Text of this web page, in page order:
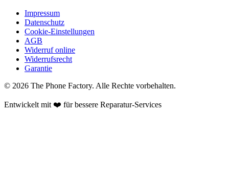
Impressum
Datenschutz
Cookie-Einstellungen
AGB
Widerruf online
Widerrufsrecht
Garantie
© 2026 The Phone Factory. Alle Rechte vorbehalten.
Entwickelt mit ❤️ für bessere Reparatur-Services